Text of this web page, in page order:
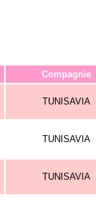
Compagnie
TUNISAVIA
TUNISAVIA
TUNISAVIA